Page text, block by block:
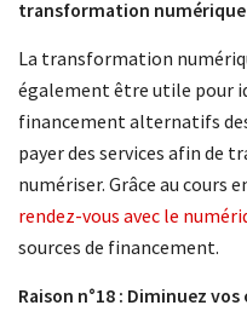
transformation
La transformation
également être utile pour
financement alternatifs
payer des services afin de
numériser. Grâce au cours
rendez-vous avec le
sources de financement.
Raison n°18 : Diminuez